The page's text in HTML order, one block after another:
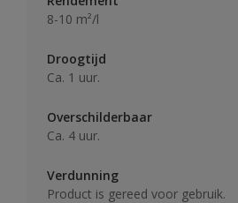
8-10 m²/l
Droogtijd
Ca. 1 uur.
Overschilderbaar
Ca. 4 uur.
Verdunning
Product is gereed voor gebruik.